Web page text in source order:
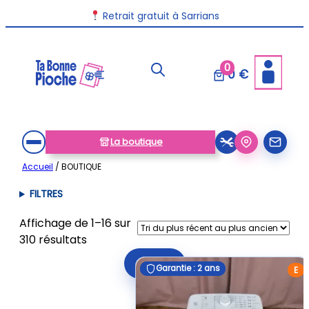
au
Retrait gratuit à Sarrians
Livraison disponible dans toute la France
00 €
La boutique
Accueil / BOUTIQUE
FILTRES
Affichage de 1–16 sur
310 résultatsTrié
Filtrer E
Garantie : 2 ans
Garantie : 2 ans